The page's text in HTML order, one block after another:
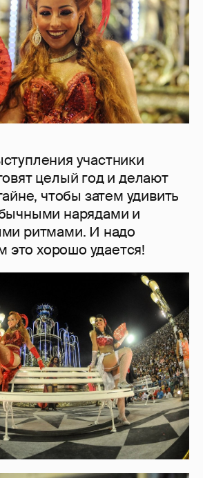
участники
целый год и делают
чтобы затем удивить
нарядами и
ритмами. И надо
это хорошо удается!